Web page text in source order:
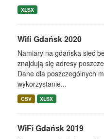
XLSX
Wifi Gdańsk 2020
Namiary na gdańską sieć
znajdują się adresy
Dane dla poszczególnych
wykorzystanie...
CSV XLSX
WiFi Gdańsk 2019